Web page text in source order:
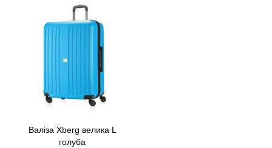
Валіза Xberg велика L
голуба